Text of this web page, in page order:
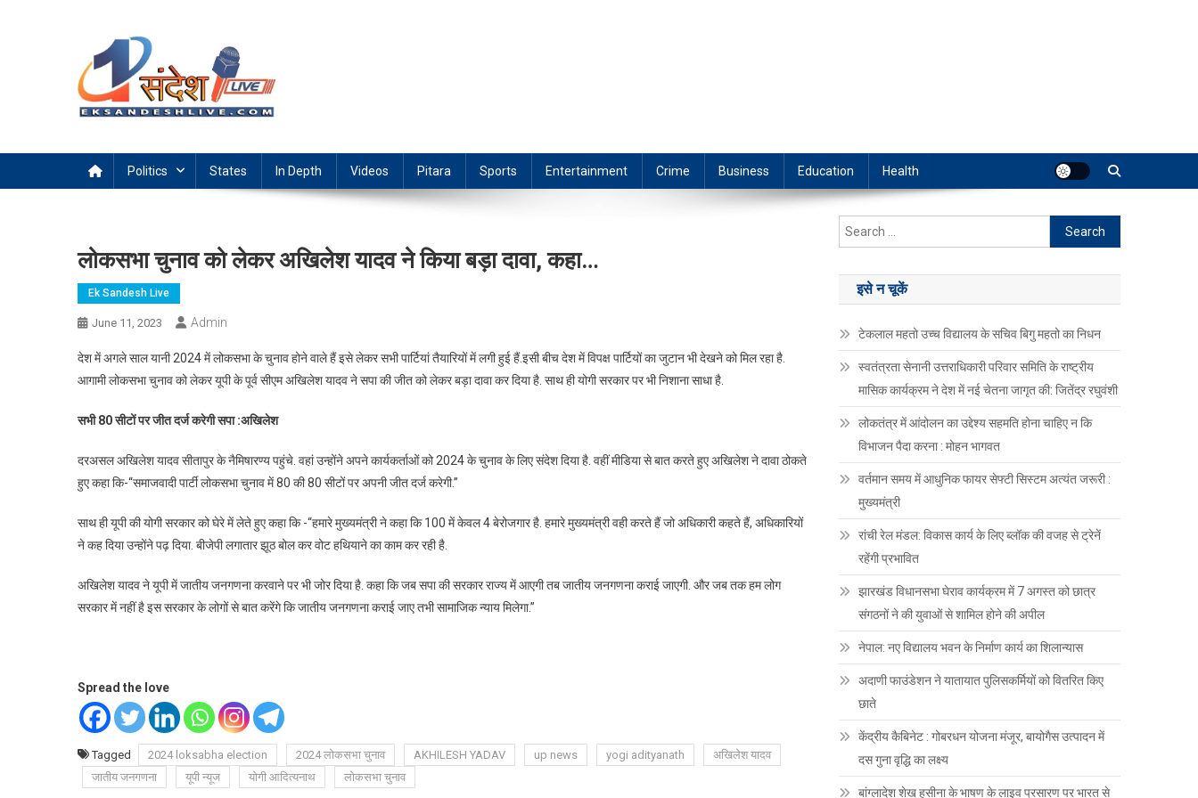
Politics States In Depth Videos Pitara Sports Entertainment Crime Business Education Health
लोकसभा चुनाव को लेकर अखिलेश यादव ने किया बड़ा दावा, कहा…
Ek Sandesh Live
June 11, 2023 Admin
देश में अगले साल यानी 2024 में लोकसभा के चुनाव होने वाले हैं इसे लेकर सभी पार्टियां तैयारियों में लगी हुई हैं.इसी बीच देश में विपक्ष पार्टियों का जुटान भी देखने को मिल रहा है.
आगामी लोकसभा चुनाव को लेकर यूपी के पूर्व सीएम अखिलेश यादव ने सपा की जीत को लेकर बड़ा दावा कर दिया है. साथ ही योगी सरकार पर भी निशाना साधा है.
सभी 80 सीटों पर जीत दर्ज करेगी सपा :अखिलेश
दरअसल अखिलेश यादव सीतापुर के नैमिषारण्य पहुंचे. वहां उन्होंने अपने कार्यकर्ताओं को 2024 के चुनाव के लिए संदेश दिया है. वहीं मीडिया से बात करते हुए अखिलेश ने दावा ठोकते
हुए कहा कि-“समाजवादी पार्टी लोकसभा चुनाव में 80 की 80 सीटों पर अपनी जीत दर्ज करेगी.”
साथ ही यूपी की योगी सरकार को घेरे में लेते हुए कहा कि -“हमारे मुख्यमंत्री ने कहा कि 100 में केवल 4 बेरोजगार है. हमारे मुख्यमंत्री वही करते हैं जो अधिकारी कहते हैं, अधिकारियों
ने कह दिया उन्होंने पढ़ दिया. बीजेपी लगातार झूठ बोल कर वोट हथियाने का काम कर रही है.
अखिलेश यादव ने यूपी में जातीय जनगणना करवाने पर भी जोर दिया है. कहा कि जब सपा की सरकार राज्य में आएगी तब जातीय जनगणना कराई जाएगी. और जब तक हम लोग
सरकार में नहीं है इस सरकार के लोगों से बात करेंगे कि जातीय जनगणना कराई जाए तभी सामाजिक न्याय मिलेगा.”
Spread the love
Tagged 2024 loksabha election 2024 लोकसभा चुनाव AKHILESH YADAV up news yogi adityanath
अखिलेश यादव
जातीय जनगणना
यूपी न्यूज योगी आदित्यनाथ लोकसभा चुनाव
Search
for:
इसे न चूकें
टेकलाल महतो उच्च विद्यालय के सचिव बिगु महतो का निधन
स्वतंत्रता सेनानी उत्तराधिकारी परिवार समिति के राष्ट्रीय
मासिक कार्यक्रम ने देश में नई चेतना जागृत की: जितेंद्र रघुवंशी
लोकतंत्र में आंदोलन का उद्देश्य सहमति होना चाहिए न कि
विभाजन पैदा करना : मोहन भागवत
वर्तमान समय में आधुनिक फायर सेफ्टी सिस्टम अत्यंत जरूरी :
मुख्यमंत्री
रांची रेल मंडल: विकास कार्य के लिए ब्लॉक की वजह से ट्रेनें
रहेंगी प्रभावित
झारखंड विधानसभा घेराव कार्यक्रम में 7 अगस्त को छात्र
संगठनों ने की युवाओं से शामिल होने की अपील
नेपाल: नए विद्यालय भवन के निर्माण कार्य का शिलान्यास
अदाणी फाउंडेशन ने यातायात पुलिसकर्मियों को वितरित किए
छाते
केंद्रीय कैबिनेट : गोबरधन योजना मंजूर, बायोगैस उत्पादन में
दस गुना वृद्धि का लक्ष्य
बांग्लादेश शेख हसीना के भाषण के लाइव प्रसारण पर भारत से